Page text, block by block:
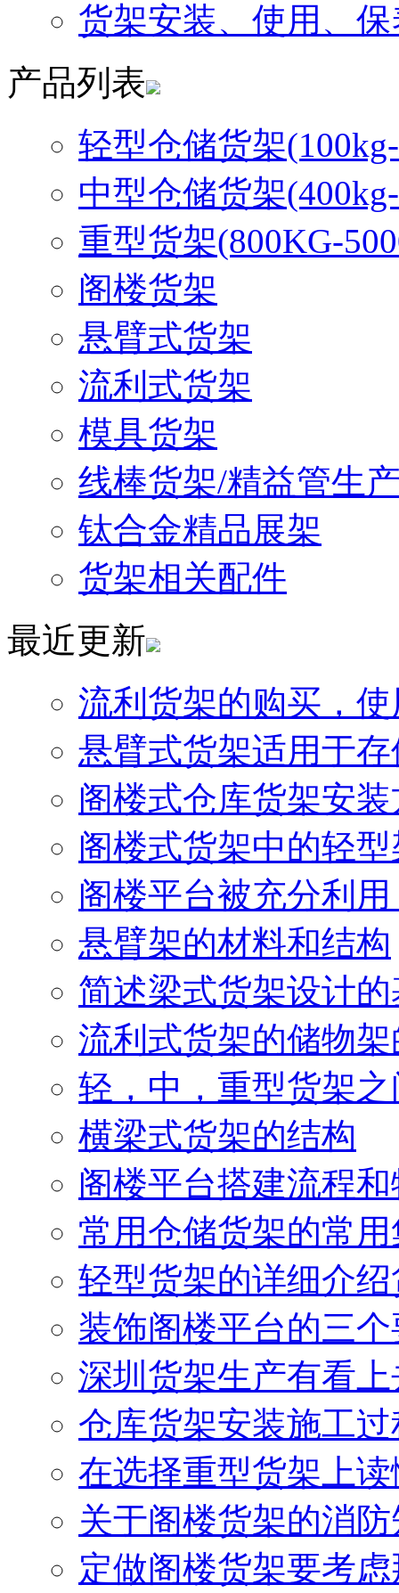
货架安装、使用、保
产品列表
轻型仓储货架
中型仓储货架
重型货架(800KG-
阁楼货架
悬臂式货架
流利式货架
模具货架
线棒货架/精益管生
钛合金精品展架
货架相关配件
最近更新
流利货架的购买，
悬臂式货架适用于
阁楼式仓库货架安
阁楼式货架中的轻
阁楼平台被充分利
悬臂架的材料和结构
简述梁式货架设计
流利式货架的储物
轻，中，重型货架
横梁式货架的结构
阁楼平台搭建流程
常用仓储货架的常
轻型货架的详细介
装饰阁楼平台的三
深圳货架生产有看
仓库货架安装施工
在选择重型货架上
关于阁楼货架的消
定做阁楼货架要考